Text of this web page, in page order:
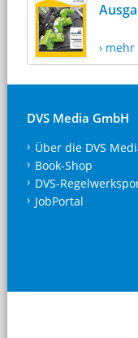
›
DVS Media GmbH
Über die DVS
Book-Shop
DVS-
JobPortal